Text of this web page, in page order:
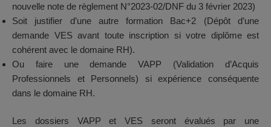
nouvelle note de règlement N°2023-02/DNF du 3 février 2023)
Soit justifier d’une autre formation Bac+2 (Dépôt d’une
demande VES avant toute inscription si votre diplôme est
cohérent avec le domaine RH).
Ou faire une demande VAPP (Validation d’Acquis
Professionnels et Personnels) si expérience conséquente
dans le domaine RH.
Les dossiers VAPP et VES seront évalués par une